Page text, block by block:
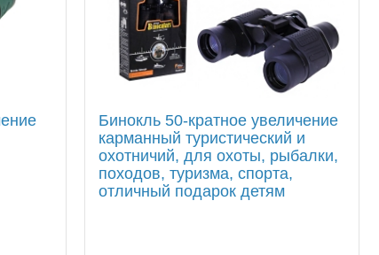
Бинокль 50-кратное увеличение
карманный туристический и
охотничий, для охоты, рыбалки,
походов, туризма, спорта,
отличный подарок детям